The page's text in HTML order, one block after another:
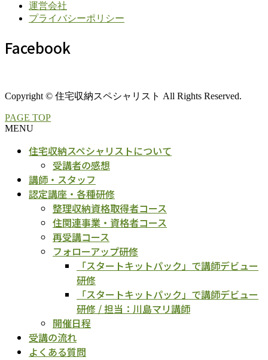
運営会社
プライバシーポリシー
Facebook
Copyright © 住宅収納スペシャリスト All Rights Reserved.
PAGE TOP
MENU
住宅収納スペシャリストについて
受講者の感想
講師・スタッフ
認定講座・各種研修
整理収納資格取得者コース
住関連事業・資格者コース
再受講コース
フォローアップ研修
「スタートキットパック」で講師デビュー
研修
「スタートキットパック」で講師デビュー
研修 / 担当：川島マリ講師
開催日程
受講の流れ
よくある質問